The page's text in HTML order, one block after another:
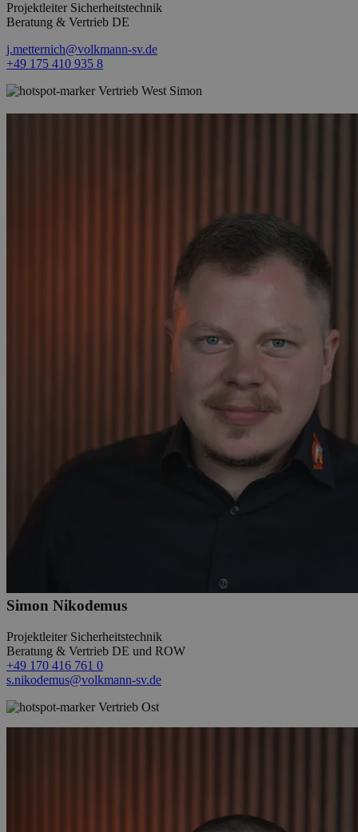
Projektleiter Sicherheitstechnik
Beratung & Vertrieb DE
j.metternich@volkmann-sv.de
+49 175 410 935 8
Vertrieb West Simon
Simon Nikodemus
Projektleiter Sicherheitstechnik
Beratung & Vertrieb DE und ROW
+49 170 416 761 0
s.nikodemus@volkmann-sv.de
Vertrieb Ost